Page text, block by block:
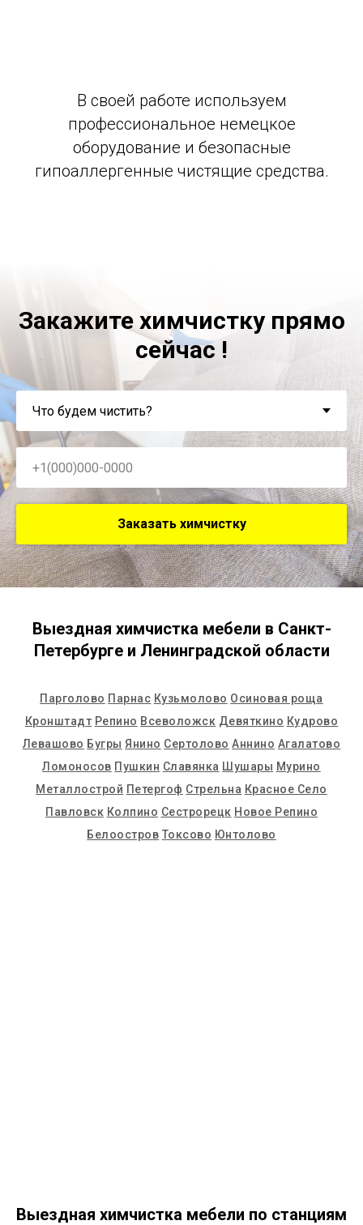
В своей работе используем
профессиональное немецкое
оборудование и безопасные
гипоаллергенные чистящие средства.
Закажите химчистку прямо
сейчас !
Заказать химчистку
Выездная химчистка мебели в Санкт-
Петербурге и Ленинградской области
Парголово Парнас Кузьмолово Осиновая роща
Кронштадт Репино Всеволожск Девяткино Кудрово
Левашово Бугры Янино Сертолово Аннино Агалатово
Ломоносов Пушкин Славянка Шушары Мурино
Металлострой Петергоф Стрельна Красное Село
Павловск Колпино Сестрорецк Новое Репино
Белоостров Токсово Юнтолово
Выездная химчистка мебели по станциям